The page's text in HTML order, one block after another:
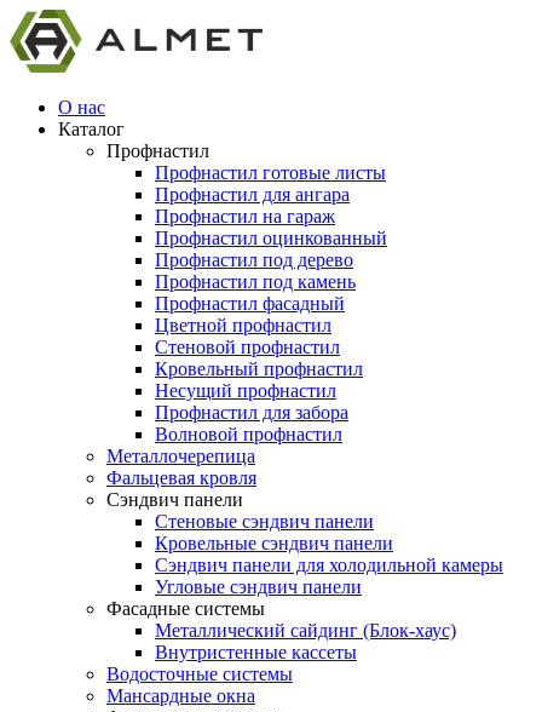
О нас
Каталог
Профнастил
Профнастил готовые листы
Профнастил для ангара
Профнастил на гараж
Профнастил оцинкованный
Профнастил под дерево
Профнастил под камень
Профнастил фасадный
Цветной профнастил
Стеновой профнастил
Кровельный профнастил
Несущий профнастил
Профнастил для забора
Волновой профнастил
Металлочерепица
Фальцевая кровля
Сэндвич панели
Стеновые сэндвич панели
Кровельные сэндвич панели
Сэндвич панели для холодильной камеры
Угловые сэндвич панели
Фасадные системы
Металлический сайдинг (Блок-хаус)
Внутристенные кассеты
Водосточные системы
Мансардные окна